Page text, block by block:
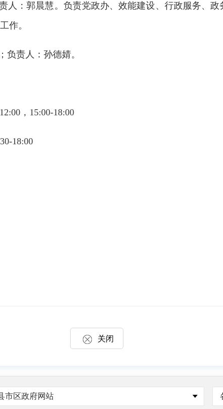
人：郭晨慧。负责党政办、效能建设、行政服务、
作。
负责人：孙德婧。
，15:00-18:00
18:00
关闭
市区政府网站